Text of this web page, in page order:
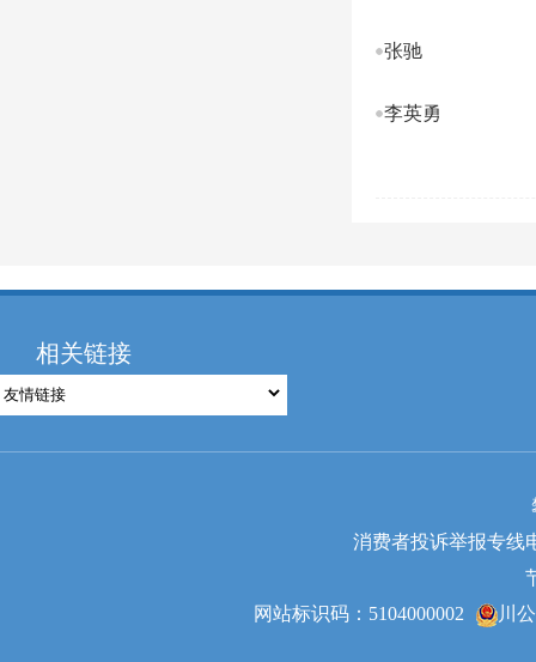
张驰
李英勇
相关链接
消费者投诉举报专线
网站标识码：5104000002
川